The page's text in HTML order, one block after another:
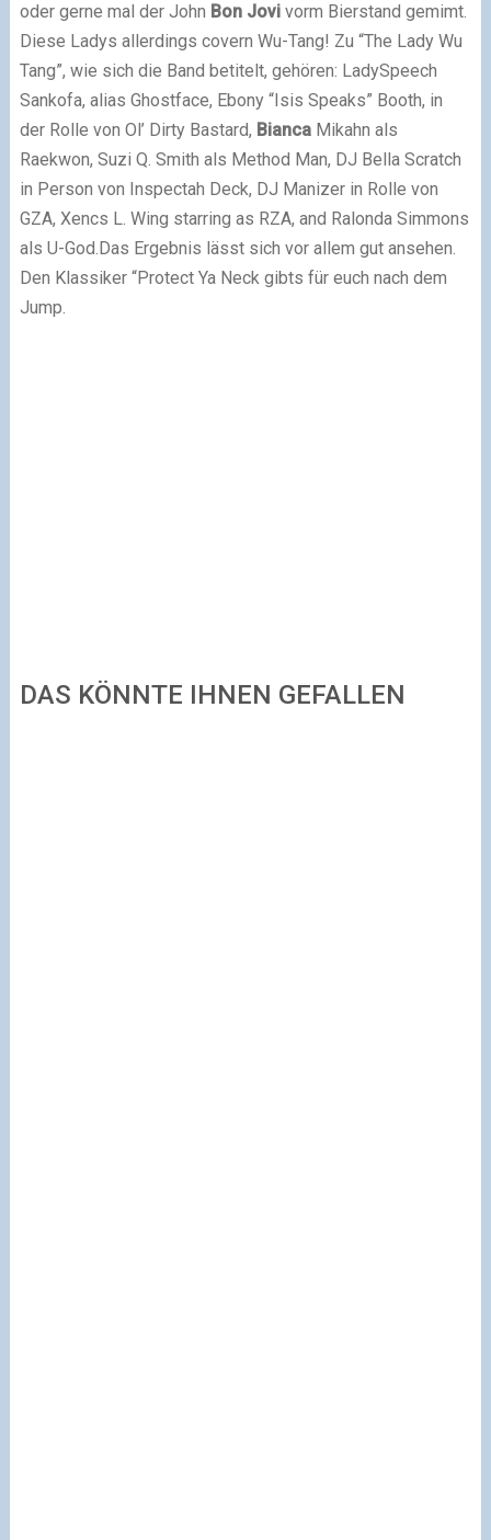
oder gerne mal der John Bon Jovivorm Bierstand gemimt.
Diese Ladys allerdings covern Wu-Tang! Zu “The Lady Wu
Tang”, wie sich die Band betitelt, gehören: LadySpeech
Sankofa, alias Ghostface, Ebony “Isis Speaks” Booth, in
der Rolle von Ol’ Dirty Bastard, BiancaMikahn als
Raekwon, Suzi Q. Smith als Method Man, DJ Bella Scratch
in Person von Inspectah Deck, DJ Manizer in Rolle von
GZA, Xencs L. Wing starring as RZA, and Ralonda Simmons
als U-God.Das Ergebnis lässt sich vor allem gut ansehen.
Den Klassiker “Protect Ya Neck gibts für euch nach dem
Jump.
DAS KÖNNTE IHNEN GEFALLEN